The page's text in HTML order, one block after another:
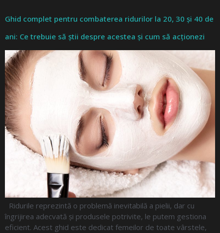
Ghid complet pentru combaterea ridurilor la 20, 30 și 40 de
ani: Ce trebuie să știi despre acestea și cum să acționezi
Ridurile reprezintă o problemă inevitabilă a pielii, dar cu
îngrijirea adecvată și produsele potrivite, le putem gestiona
eficient. Acest ghid este dedicat femeilor de toate vârstele,